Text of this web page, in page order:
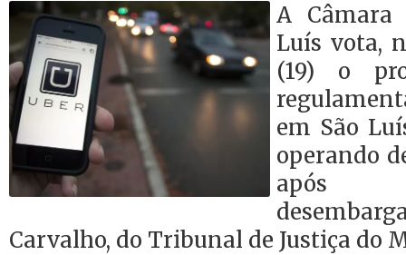
A Câmara
Luís vota,
(19) o
em São
operando
após
Carvalho, do Tribunal de Justiça do